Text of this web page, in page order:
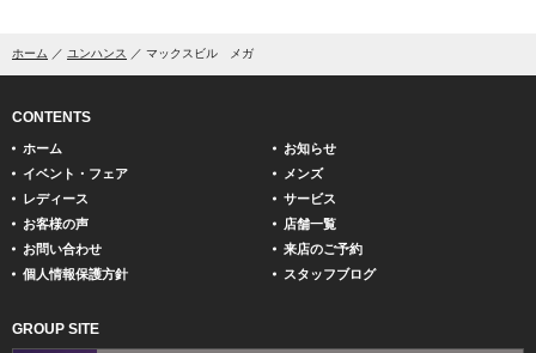
ホーム ユンハンス マックスビル メガ
CONTENTS
ホーム
お知らせ
イベント・フェア
メンズ
レディース
サービス
お客様の声
店舗一覧
お問い合わせ
来店のご予約
個人情報保護方針
スタッフブログ
GROUP SITE